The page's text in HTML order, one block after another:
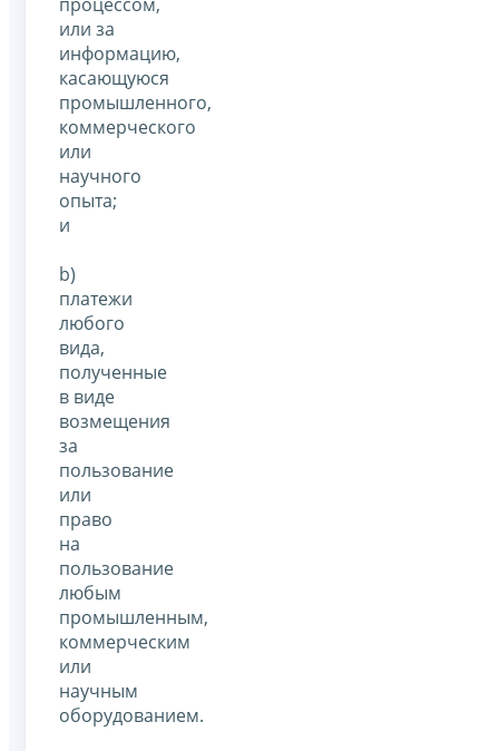
или за
информацию,
касающуюся
промышленного,
коммерческого
или
научного
опыта;
и
b)
платежи
любого
вида,
полученные
в виде
возмещения
за
пользование
или
право
на
пользование
любым
промышленным,
коммерческим
или
научным
оборудованием.